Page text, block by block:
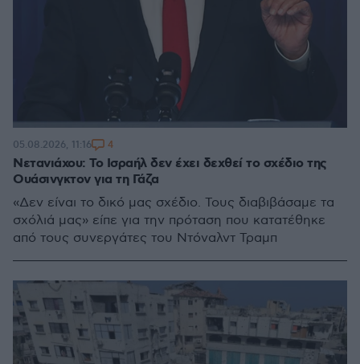
Νετανιάχου: Το Ισραήλ δεν έχει δεχθεί το σχέδιο της
Ουάσινγκτον για τη Γάζα
«Δεν είναι το δικό μας σχέδιο. Τους διαβιβάσαμε τα
σχόλιά μας» είπε για την πρόταση που κατατέθηκε
από τους συνεργάτες του Ντόναλντ Τραμπ
05.08.2026, 11:16 4